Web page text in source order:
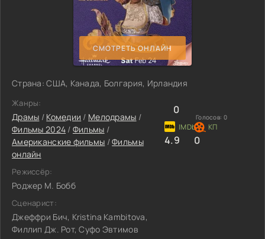
СМОТРЕТЬ ОНЛАЙН
Страна: США, Канада, Болгария, Ирландия
Жанры:
Драмы / Комедии / Мелодрамы /
Фильмы 2024 / Фильмы /
Американские фильмы /Фильмы
онлайн
Режиссёр:
Роджер М. Бобб
Сценарист:
Джеффри Бич, Kristina Kambitova,
Филлип Дж. Рот, Суфо Эвтимов
0
Голосов: 0
4.9 0